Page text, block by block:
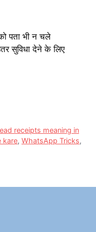
पता भी न चले
सुविधा देने के लिए
receipts meaning in
kare, WhatsApp Tricks,